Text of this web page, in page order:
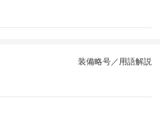
装備略号／用語解説